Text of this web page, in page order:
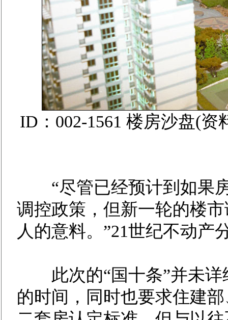
ID：002-1561 楼房沙盘(
“尽管已经预计到如果房
调控政策，但新一轮的楼
人的意料。”21世纪不动产
此次的“国十条”并未详
的时间，同时也要求住建